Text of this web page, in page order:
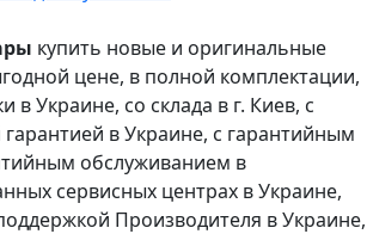
купить новые и оригинальные
цене, в полной комплектации,
в Украине, со склада в г. Киев, с
в Украине, с гарантийным
обслуживанием в
сервисных центрах в Украине,
Производителя в Украине,